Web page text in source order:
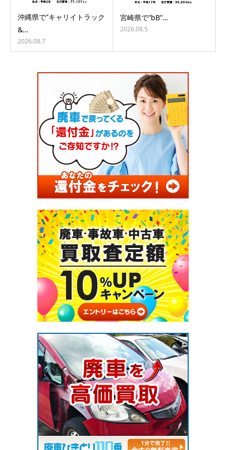
沖縄県で”キャリイトラック
&…
2026.08.7
宮崎県で”bB”…
2026.08.5